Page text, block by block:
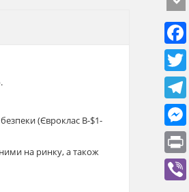
(Євроклас В-$1-
на ринку, а також